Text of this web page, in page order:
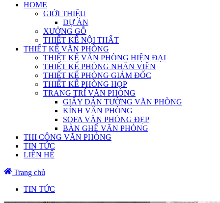
HOME
GIỚI THIỆU
DỰ ÁN
XƯỞNG GỖ
THIẾT KẾ NỘI THẤT
THIẾT KẾ VĂN PHÒNG
THIẾT KẾ VĂN PHÒNG HIỆN ĐẠI
THIẾT KẾ PHÒNG NHÂN VIÊN
THIẾT KẾ PHÒNG GIÁM ĐỐC
THIẾT KẾ PHÒNG HỌP
TRANG TRÍ VĂN PHÒNG
GIẤY DÁN TƯỜNG VĂN PHÒNG
KÍNH VĂN PHÒNG
SOFA VĂN PHÒNG ĐẸP
BÀN GHẾ VĂN PHÒNG
THI CÔNG VĂN PHÒNG
TIN TỨC
LIÊN HỆ
Trang chủ
TIN TỨC